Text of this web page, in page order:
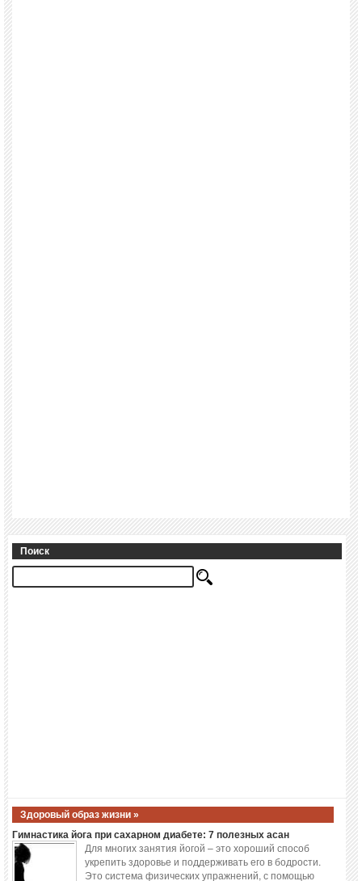
Поиск
Здоровый образ жизни »
Гимнастика йога при сахарном диабете: 7 полезных асан
Для многих занятия йогой – это хороший способ
укрепить здоровье и поддерживать его в бодрости.
Это система физических упражнений, с помощью